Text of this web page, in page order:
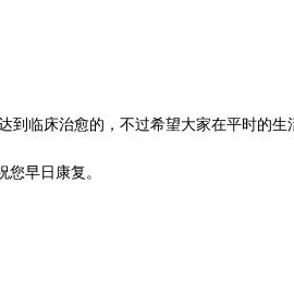
临床治愈的，不过希望大家在平时的生
您早日康复。